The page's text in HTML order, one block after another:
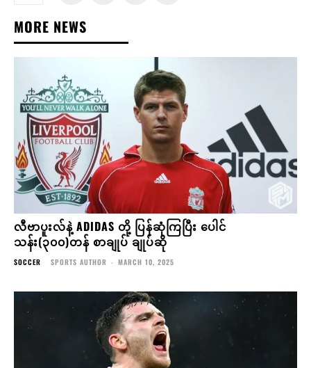
MORE NEWS
လီဗာပူးလ်နဲ့ ADIDAS တို့ ပြန်ဆုံကြပြီး ပေါင်
သန်း(၃၀၀)တန် စာချုပ် ချုပ်ဆို
SOCCER SPORTS AUTHOR - MARCH 10, 2025